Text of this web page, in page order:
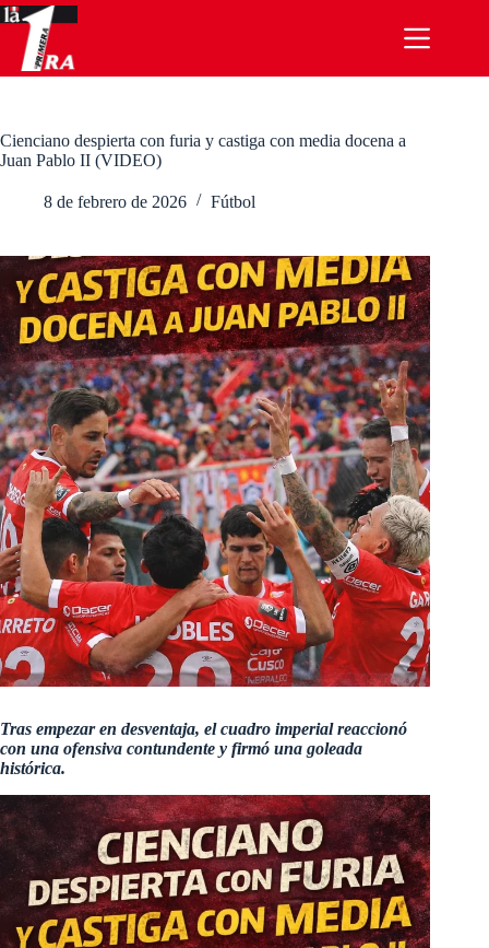
Saltar
al
contenido
Cienciano despierta con furia y castiga con media docena a
Juan Pablo II (VIDEO)
8 de febrero de 2026 Fútbol
Tras empezar en desventaja, el cuadro imperial reaccionó
con una ofensiva contundente y firmó una goleada
histórica.